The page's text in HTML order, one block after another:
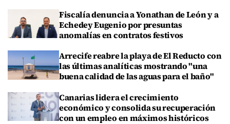
Fiscalía denuncia a Yonathan de León y a
Echedey Eugenio por presuntas
anomalías en contratos festivos
Arrecife reabre la playa de El Reducto con
las últimas analíticas mostrando "una
buena calidad de las aguas para el baño"
Canarias lidera el crecimiento
económico y consolida su recuperación
con un empleo en máximos históricos